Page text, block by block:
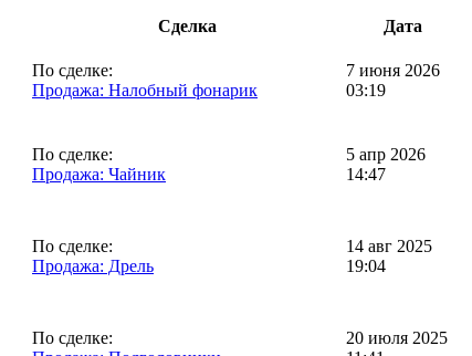
Сделка Дата
По сделке:
Продажа: Налобный фонарик
7 июня 2026
03:19
По сделке:
Продажа: Чайник
5 апр 2026
14:47
По сделке:
Продажа: Дрель
14 авг 2025
19:04
По сделке:
20 июля 2025